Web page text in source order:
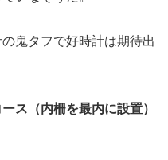
鬼タフで好時計は期待出
ス（内柵を最内に設置）